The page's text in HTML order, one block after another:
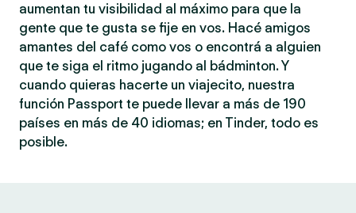
aumentan tu visibilidad al máximo para que la
gente que te gusta se fije en vos. Hacé amigos
amantes del café como vos o encontrá a alguien
que te siga el ritmo jugando al bádminton. Y
cuando quieras hacerte un viajecito, nuestra
función Passport te puede llevar a más de 190
países en más de 40 idiomas; en Tinder, todo es
posible.